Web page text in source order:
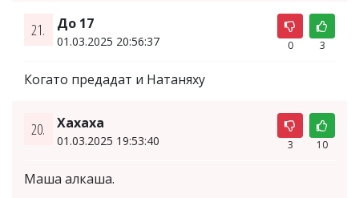
21. До 17
01.03.2025 20:56:37 0 3
Когато предадат и Натаняху
20. Хахаха
01.03.2025 19:53:40 3 10
Маша алкаша.